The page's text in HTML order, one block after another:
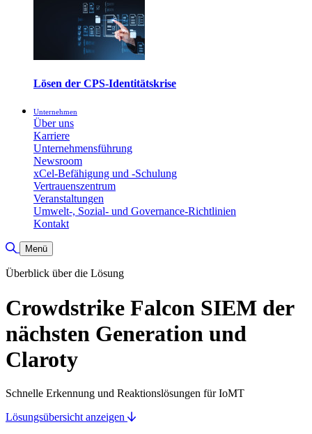
Lösen der CPS-Identitätskrise
Unternehmen
Über uns
Karriere
Unternehmensführung
Newsroom
xCel-Befähigung und -Schulung
Vertrauenszentrum
Veranstaltungen
Umwelt-, Sozial- und Governance-Richtlinien
Kontakt
Suche umschalten
Menü
Überblick über die Lösung
Crowdstrike Falcon SIEM der
nächsten Generation und
Claroty
Schnelle Erkennung und Reaktionslösungen für IoMT
Lösungsübersicht anzeigen